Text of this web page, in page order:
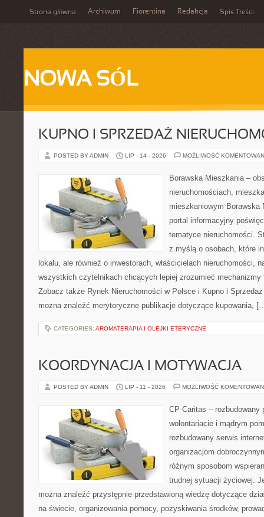
Strona główna Archiwum Fiorentina Redakcja Spis Treści
NOWA SÓL
KUPNO I SPRZEDAŻ
POSTED BY ADMIN LIP - 14 - 2026 MOŻLIWOŚĆ
Borawska Mieszkania –
nieruchomościach,
mieszkaniowym Borawska
portal informacyjny
tematyce nieruchomości.
z myślą o osobach, które
lokalu, ale również o inwestorach, właścicielach nieruchomości,
wszystkich czytelnikach chcących lepiej zrozumieć mechanizmy
Zobacz także Rynek Nieruchomości w Polsce i Kupno i
można znaleźć merytoryczne publikacje dotyczące kupowania,
CATEGORIES: AROMATERAPIA I OLEJKI ETERYCZNE
KOORDYNACJA I MOTYWACJA
POSTED BY ADMIN LIP - 11 - 2026 MOŻLIWOŚĆ
CP Caritas – rozbudowany
wolontariacie i mądrym
rozbudowany serwis
organizacjom
różnym sposobom
trudnej sytuacji życiowej.
można znaleźć przystępnie przedstawioną wiedzę dotyczące
na świecie, organizowania pomocy, pozyskiwania środków,